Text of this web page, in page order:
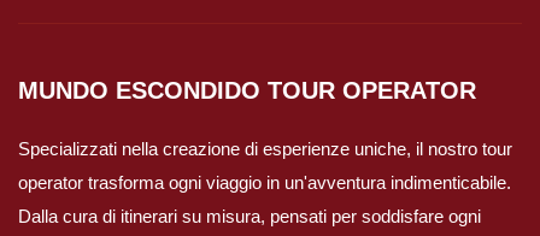
Viaggi in Fiji
Viaggi in Nuova Caledonia
Viaggi in Polinesia
MUNDO ESCONDIDO TOUR OPERATOR
Specializzati nella creazione di esperienze uniche, il nostro tour
operator trasforma ogni viaggio in un'avventura indimenticabile.
Dalla cura di itinerari su misura, pensati per soddisfare ogni